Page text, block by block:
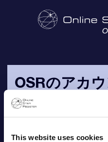
This website uses cookies
OSRのアカ
ンする
スワードでログインして下さい